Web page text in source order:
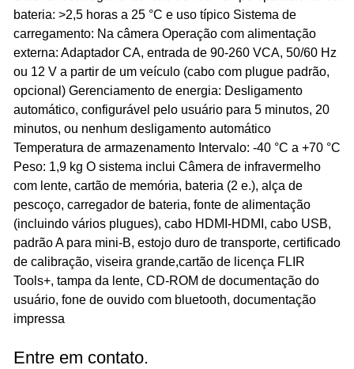
bateria: >2,5 horas a 25 °C e uso típico Sistema de
carregamento: Na câmera Operação com alimentação
externa: Adaptador CA, entrada de 90-260 VCA, 50/60 Hz
ou 12 V a partir de um veículo (cabo com plugue padrão,
opcional) Gerenciamento de energia: Desligamento
automático, configurável pelo usuário para 5 minutos, 20
minutos, ou nenhum desligamento automático
Temperatura de armazenamento Intervalo: -40 °C a +70 °C
Peso: 1,9 kg O sistema inclui Câmera de infravermelho
com lente, cartão de memória, bateria (2 e.), alça de
pescoço, carregador de bateria, fonte de alimentação
(incluindo vários plugues), cabo HDMI-HDMI, cabo USB,
padrão A para mini-B, estojo duro de transporte, certificado
de calibração, viseira grande,cartão de licença FLIR
Tools+, tampa da lente, CD-ROM de documentação do
usuário, fone de ouvido com bluetooth, documentação
impressa
Entre em contato.